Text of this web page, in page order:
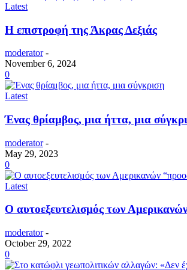
Latest
Η επιστροφή της Άκρας Δεξιάς
moderator -
November 6, 2024
0
Latest
Ένας θρίαμβος, μια ήττα, μια
moderator -
May 29, 2023
0
Latest
Ο αυτοεξευτελισμός των
moderator -
October 29, 2022
0